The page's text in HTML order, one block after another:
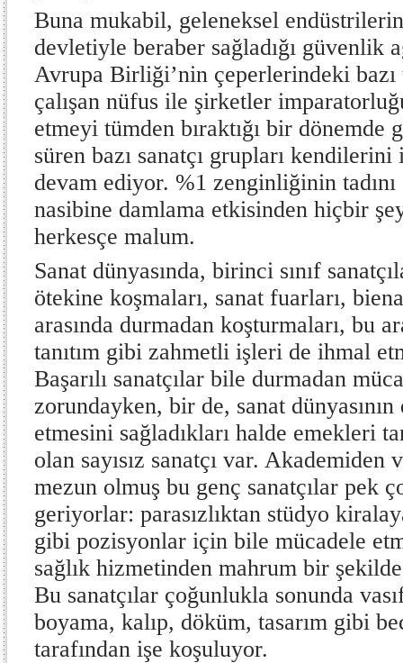
Buna mukabil, geleneksel
devletiyle beraber sağladığı güvenlik
Avrupa Birliği’nin çeperlerindeki
çalışan nüfus ile şirketler
etmeyi tümden bıraktığı bir dönemde
süren bazı sanatçı grupları
devam ediyor. %1 zenginliğinin tadını
nasibine damlama etkisinden hiçbir
herkesçe malum.
Sanat dünyasında, birinci sınıf
ötekine koşmaları, sanat fuarları,
arasında durmadan koşturmaları, bu
tanıtım gibi zahmetli işleri de ihmal
Başarılı sanatçılar bile durmadan
zorundayken, bir de, sanat
etmesini sağladıkları halde emekleri
olan sayısız sanatçı var.
mezun olmuş bu genç sanatçılar pek
geriyorlar: parasızlıktan stüdyo
gibi pozisyonlar için bile mücadele
sağlık hizmetinden mahrum bir
Bu sanatçılar çoğunlukla sonunda
boyama, kalıp, döküm, tasarım gibi
tarafından işe koşuluyor.